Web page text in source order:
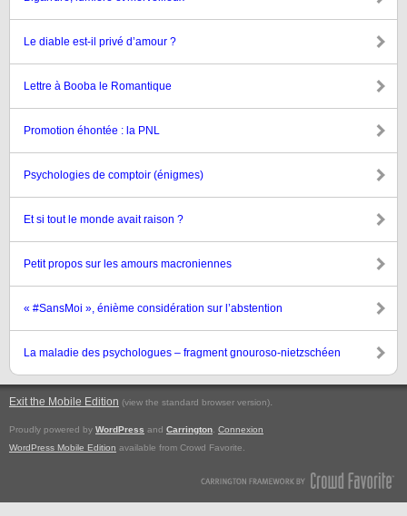
Le diable est-il privé d’amour ?
Lettre à Booba le Romantique
Promotion éhontée : la PNL
Psychologies de comptoir (énigmes)
Et si tout le monde avait raison ?
Petit propos sur les amours macroniennes
« #SansMoi », énième considération sur l’abstention
La maladie des psychologues – fragment gnouroso-nietzschéen
Exit the Mobile Edition (view the standard browser version).
Proudly powered by WordPress and Carrington Connexion
WordPress Mobile Edition available from Crowd Favorite.